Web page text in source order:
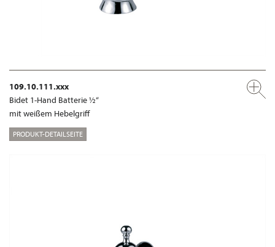
109.10.111.xxx
Bidet 1-Hand Batterie ½“
mit weißem Hebelgriff
PRODUKT-DETAILSEITE